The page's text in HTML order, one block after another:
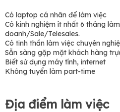
Có laptop cá nhân để làm việc
Có kinh nghiệm ít nhất 6 tháng
doanh/Sale/Telesales.
Có tinh thần làm việc chuyên
Sẵn sàng gặp mặt khách hàng
Biết sử dụng máy tính, internet
Không tuyển làm part-time
Địa điểm làm việc